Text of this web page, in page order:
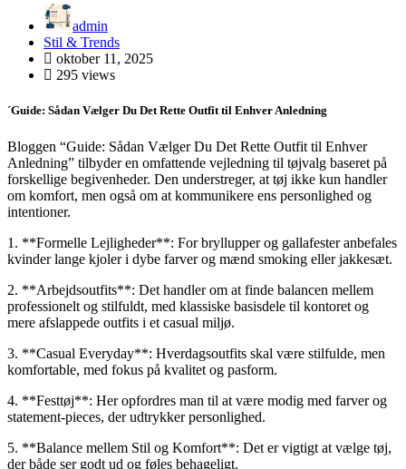
admin
Stil & Trends
oktober 11, 2025
295 views
´Guide: Sådan Vælger Du Det Rette Outfit til Enhver Anledning
Bloggen “Guide: Sådan Vælger Du Det Rette Outfit til Enhver
Anledning” tilbyder en omfattende vejledning til tøjvalg baseret på
forskellige begivenheder. Den understreger, at tøj ikke kun handler
om komfort, men også om at kommunikere ens personlighed og
intentioner.
1. **Formelle Lejligheder**: For bryllupper og gallafester anbefales
kvinder lange kjoler i dybe farver og mænd smoking eller jakkesæt.
2. **Arbejdsoutfits**: Det handler om at finde balancen mellem
professionelt og stilfuldt, med klassiske basisdele til kontoret og
mere afslappede outfits i et casual miljø.
3. **Casual Everyday**: Hverdagsoutfits skal være stilfulde, men
komfortable, med fokus på kvalitet og pasform.
4. **Festtøj**: Her opfordres man til at være modig med farver og
statement-pieces, der udtrykker personlighed.
5. **Balance mellem Stil og Komfort**: Det er vigtigt at vælge tøj,
der både ser godt ud og føles behageligt.